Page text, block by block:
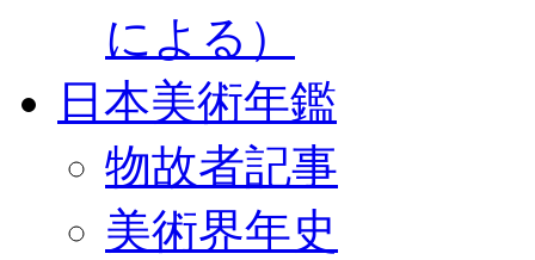
による）
日本美術年鑑
物故者記事
美術界年史